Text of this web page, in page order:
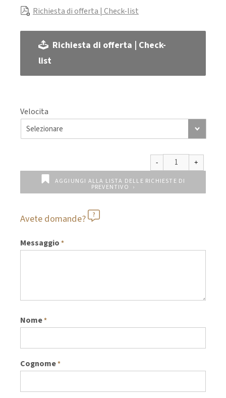
Richiesta di offerta | Check-list
Richiesta di offerta | Check-
list
Velocita
AGGIUNGI ALLA LISTA DELLE RICHIESTE DI
PREVENTIVO
Avete domande?
Messaggio *
Nome*
Cognome*